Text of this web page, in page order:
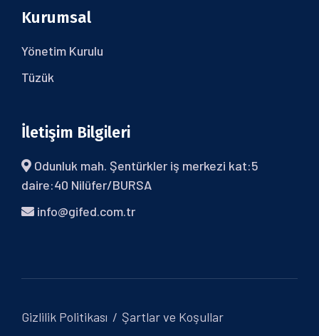
Kurumsal
Yönetim Kurulu
Tüzük
İletişim Bilgileri
Odunluk mah. Şentürkler iş merkezi kat:5
daire:40 Nilüfer/BURSA
info@gifed.com.tr
Gizlilik Politikası Şartlar ve Koşullar